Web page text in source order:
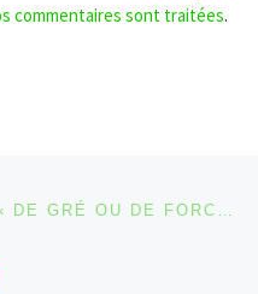
commentaires sont traitées.